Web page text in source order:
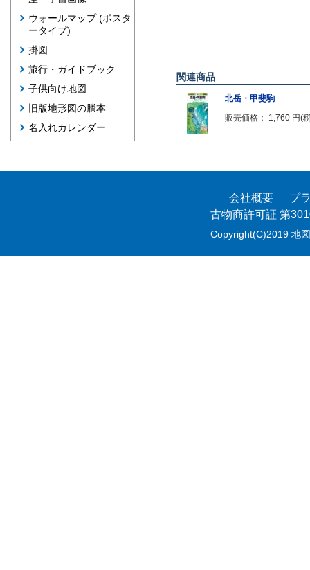
ウォールマップ (ポスタ
ータイプ)
掛図
旅行・ガイドブック
子供向け地図
旧版地形図の謄本
名入れカレンダー
関連商品
北岳・甲斐駒
販売価格： 1,760 円(
会社概要
プ
古物商許可証 第
Copyright(C)2019 地